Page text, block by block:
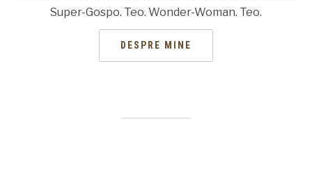
Super-Gospo. Teo. Wonder-Woman. Teo.
DESPRE MINE